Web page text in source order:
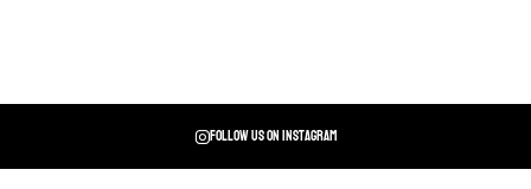
Follow us on instagram